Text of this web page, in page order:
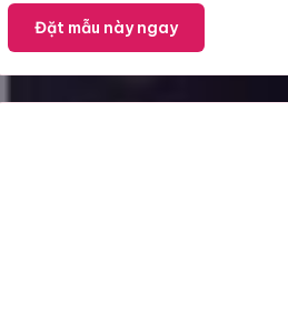
Đặt mẫu này ngay